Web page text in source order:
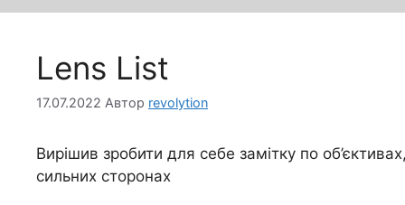
Lens List
17.07.2022 Автор revolytion
Вирішив зробити для себе замітку по
сильних сторонах